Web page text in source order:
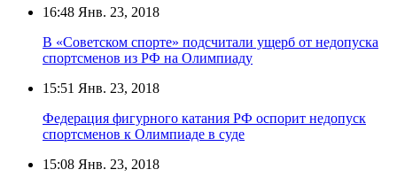
16:48 Янв. 23, 2018
В «Советском спорте» подсчитали ущерб от недопуска
спортсменов из РФ на Олимпиаду
15:51 Янв. 23, 2018
Федерация фигурного катания РФ оспорит недопуск
спортсменов к Олимпиаде в суде
15:08 Янв. 23, 2018